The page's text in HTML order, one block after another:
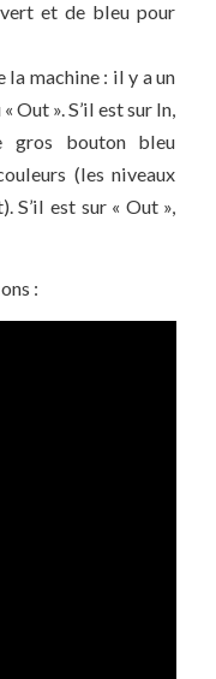
et de bleu pour
la machine : il y a un
Out ». S’il est sur In,
gros bouton bleu
(les niveaux
S’il est sur « Out »,
: